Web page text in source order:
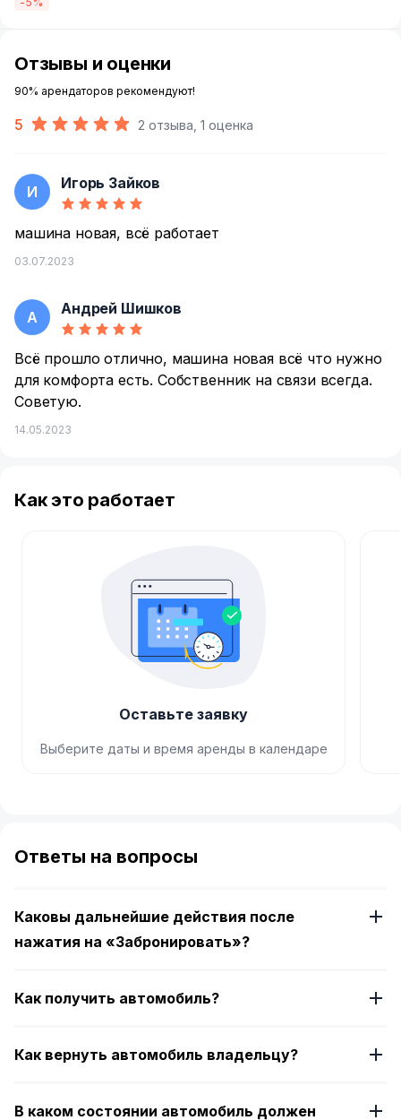
Отзывы и оценки
90% арендаторов рекомендуют!
5 2 отзыва, 1 оценка
И Игорь Зайков
машина новая, всё работает
03.07.2023
А Андрей Шишков
Всё прошло отлично, машина новая всё что нужно
для комфорта есть. Собственник на связи всегда.
Советую.
14.05.2023
Как это работает
Оставьте заявку
Выберите даты и время аренды в календаре
of
4
Ответы на вопросы
Каковы дальнейшие действия после
нажатия на «Забронировать»?
Как получить автомобиль?
Как вернуть автомобиль владельцу?
В каком состоянии автомобиль должен